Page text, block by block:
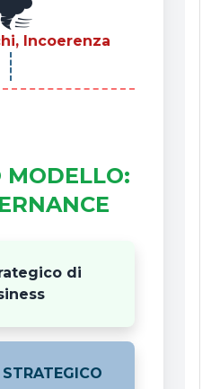
Incoerenza
MODELLO:
di
STRATEGICO